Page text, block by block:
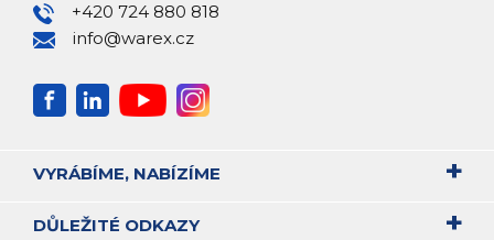
+420 724 880 818
info@warex.cz
VYRÁBÍME, NABÍZÍME
DŮLEŽITÉ ODKAZY